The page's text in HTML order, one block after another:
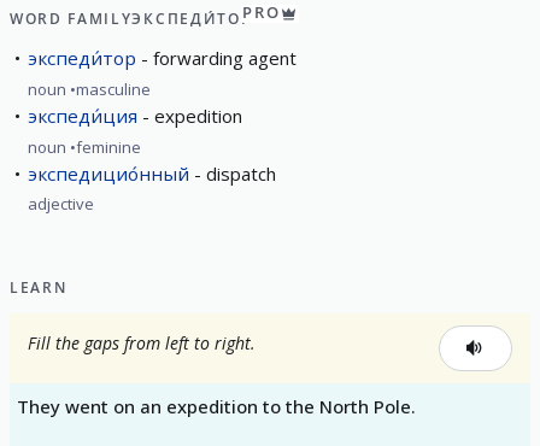
WORD FAMILYЭКСПЕДИ́ТОРPRO
экспеди́тор forwarding agent
noun masculine
экспеди́ция expedition
noun feminine
экспедицио́нный dispatch
adjective
LEARN
Fill the gaps from left to right.
They went on an expedition to the North Pole.